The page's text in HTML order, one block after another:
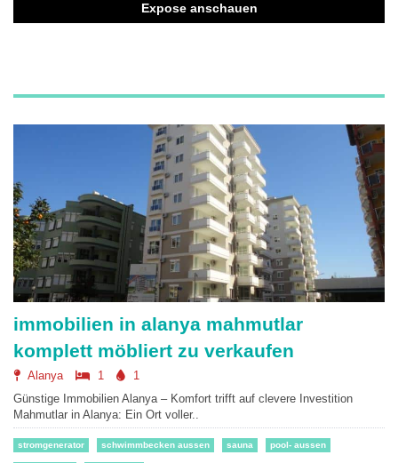
Expose anschauen
immobilien in alanya mahmutlar
komplett möbliert zu verkaufen
Alanya 1
1
Günstige Immobilien Alanya – Komfort trifft auf clevere Investition
Mahmutlar in Alanya: Ein Ort voller..
stromgenerator schwimmbecken aussen sauna pool- aussen